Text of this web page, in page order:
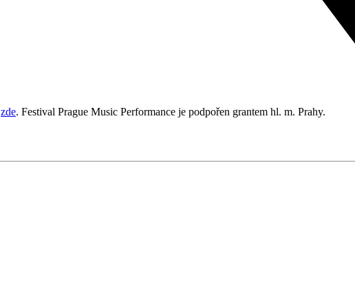
zde. Festival Prague Music Performance je podpořen grantem hl. m. Prahy.